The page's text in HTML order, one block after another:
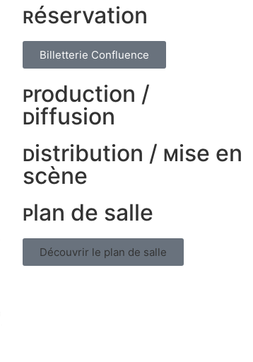
Réservation
Billetterie Confluence
Production /
Diffusion
Distribution / Mise en
scène
Plan de salle
Découvrir le plan de salle